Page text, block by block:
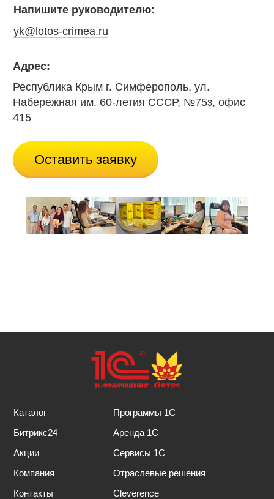
Напишите руководителю:
yk@lotos-crimea.ru
Адрес:
Республика Крым г. Симферополь, ул.
Набережная им. 60-летия СССР, №75з, офис
415
Оставить заявку
Каталог
Битрикс24
Акции
Компания
Контакты
Программы 1С
Аренда 1С
Сервисы 1С
Отраслевые решения
Cleverence